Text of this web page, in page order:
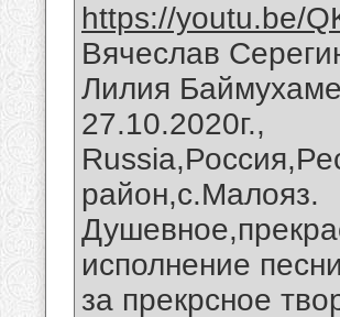
https://youtu.be/
Вячеслав
Лилия
27.10.2020г.,
район,с.Малояз.
исполнение
за прекрсное